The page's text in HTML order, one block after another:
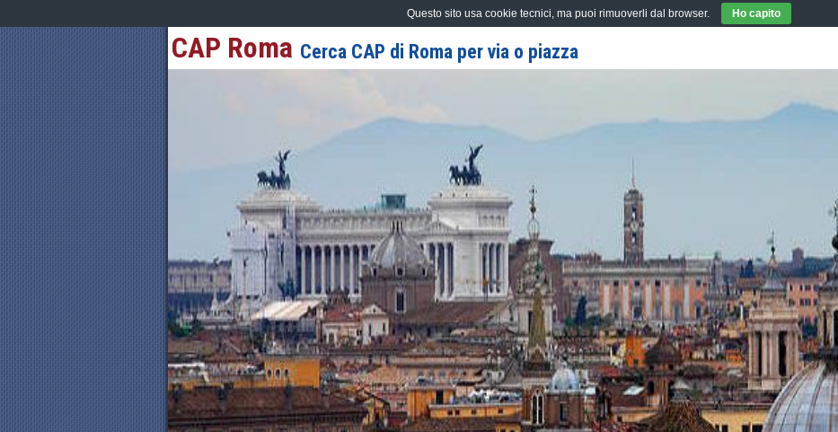
CAP Roma Cerca CAP di Roma per via o piazza
Questo sito usa cookie tecnici, ma puoi rimuoverli dal browser. Ho capito